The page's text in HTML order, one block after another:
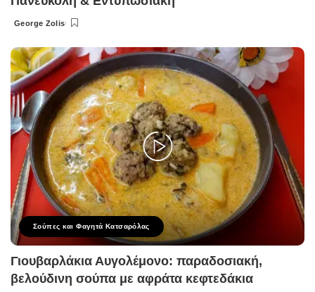
Posted
George Zolis
Σούπες και Φαγητά Κατσαρόλας
Γιουβαρλάκια Αυγολέμονο: παραδοσιακή,
βελούδινη σούπα με αφράτα κεφτεδάκια